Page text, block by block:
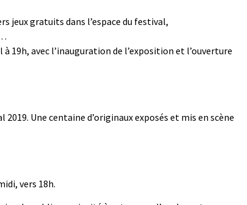
jeux gratuits dans l’espace du festival,
19h, avec l’inauguration de l’exposition et l’ouverture
Une centaine d’originaux exposés et mis en scène
vers 18h.